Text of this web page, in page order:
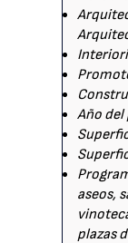
Año
aseos,
plazas